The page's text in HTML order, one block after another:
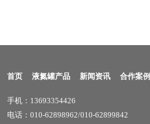
首页 液氮罐产品 新闻资讯 合作案例
手机：13693354426
电话：010-62898962/010-62899842